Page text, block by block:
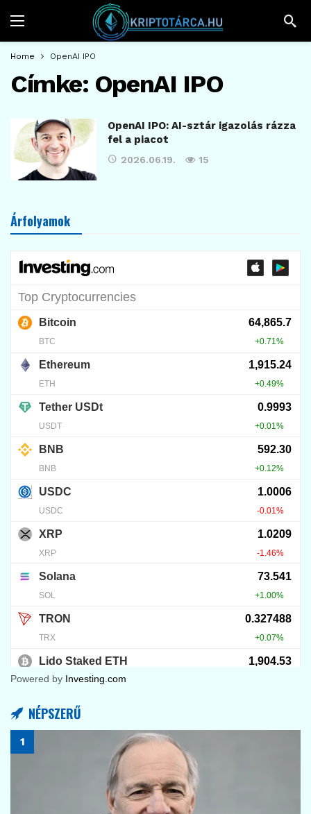
Home OpenAI IPO
Címke: OpenAI IPO
OpenAI IPO: AI-sztár igazolás rázza
fel a piacot
2026.06.19. 15
Árfolyamok
Powered by Investing.com
NÉPSZERŰ